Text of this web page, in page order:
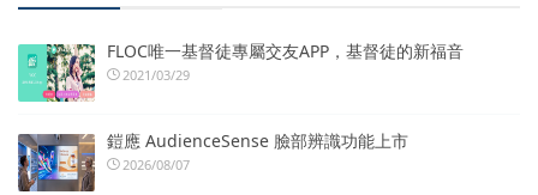
FLOC唯一基督徒專屬交友APP，基督徒的新福音
2021/03/29
鎧應 AudienceSense 臉部辨識功能上市
2026/08/07